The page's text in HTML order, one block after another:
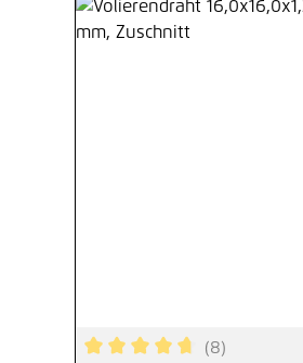
(8)